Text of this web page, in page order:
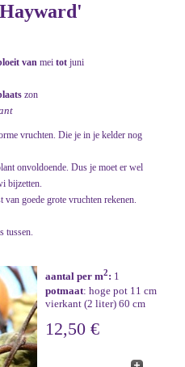
van mei tot juni
zon
vruchten. Die je in je kelder nog
onvoldoende. Dus je moet er wel
bijzetten.
goede grote vruchten rekenen.
tussen.
aantal per m2: 1
potmaat: hoge pot 11 cm
vierkant (2 liter) 60 cm
12,50 €